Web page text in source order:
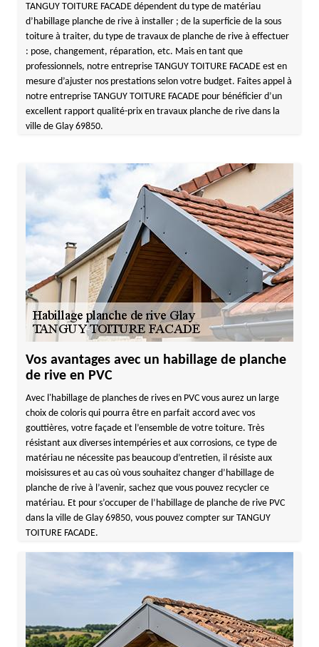
TANGUY TOITURE FACADE dépendent du type de matériau
d’habillage planche de rive à installer ; de la superficie de la sous
toiture à traiter, du type de travaux de planche de rive à effectuer
: pose, changement, réparation, etc. Mais en tant que
professionnels, notre entreprise TANGUY TOITURE FACADE est en
mesure d’ajuster nos prestations selon votre budget. Faites appel à
notre entreprise TANGUY TOITURE FACADE pour bénéficier d’un
excellent rapport qualité-prix en travaux planche de rive dans la
ville de Glay 69850.
Vos avantages avec un habillage de planche
de rive en PVC
Avec l'habillage de planches de rives en PVC vous aurez un large
choix de coloris qui pourra être en parfait accord avec vos
gouttières, votre façade et l’ensemble de votre toiture. Très
résistant aux diverses intempéries et aux corrosions, ce type de
matériau ne nécessite pas beaucoup d’entretien, il résiste aux
moisissures et au cas où vous souhaitez changer d’habillage de
planche de rive à l’avenir, sachez que vous pouvez recycler ce
matériau. Et pour s’occuper de l’habillage de planche de rive PVC
dans la ville de Glay 69850, vous pouvez compter sur TANGUY
TOITURE FACADE.